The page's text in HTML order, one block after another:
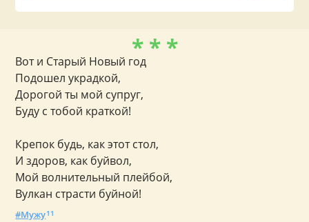
* * *
Вот и Старый Новый год
Подошел украдкой,
Дорогой ты мой супруг,
Буду с тобой краткой!
Крепок будь, как этот стол,
И здоров, как буйвол,
Мой волнительный плейбой,
Вулкан страсти буйной!
Мужу11